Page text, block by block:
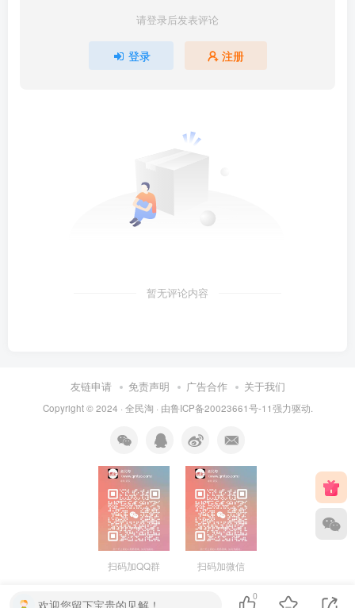
请登录后发表评论
登录 注册
暂无评论内容
友链申请 免责声明 广告合作 关于我们
Copyright © 2024 · 全民淘 · 由鲁ICP备20023661号-11强力驱动.
扫码加QQ群 扫码加微信
欢迎您留下宝贵的见解！
0